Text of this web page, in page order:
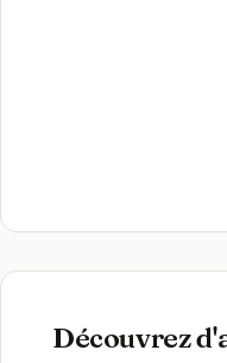
Découvrez